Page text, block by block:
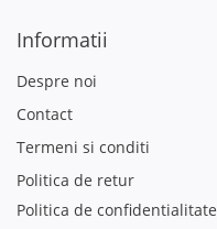
Informatii
Despre noi
Contact
Termeni si conditi
Politica de retur
Politica de confidentialitate